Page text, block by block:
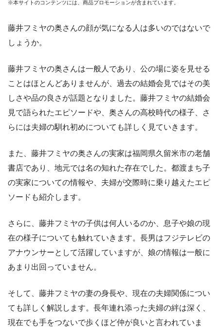
※本サイトのコンテンツには、商品プロモーションが含まれています。
藤井フミヤの奥さんの顔が気になる人は多いのではないで
しょうか。
藤井フミヤの奥さんは一般人であり、公の場に姿を見せる
ことはほとんどありませんが、過去の結婚会見ではその美
しさや品の良さが話題となりました。藤井フミヤの結婚会
見で語られたエピソードや、奥さんの高校時代の様子、さ
らには夫婦の馴れ初めについても詳しく見ていきます。
また、藤井フミヤの奥さんの実家は福岡県久留米市の老舗
書店であり、地元では名の知れた存在でした。都渡まち子
の実家についての情報や、夫婦が交際時に乗り越えたエピ
ソードも紹介します。
さらに、藤井フミヤの子供は何人いるのか、息子や娘の現
在の様子についても触れていきます。長男はフジテレビの
アナウンサーとして活躍していますが、娘の情報は一般に
あまり出回っていません。
そして、藤井フミヤの妻の身長や、現在の夫婦関係につい
ても詳しく解説します。長年連れ添った夫婦の絆は深く、
現在でも手をつないで歩くほど仲が良いと言われていま